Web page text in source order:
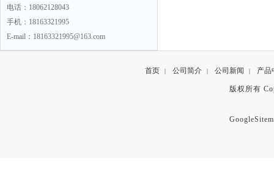
电话：18062128043
手机：18163321995
E-mail：18163321995@163.com
首页 | 公司简介 | 公司新闻 | 产品
版权所有